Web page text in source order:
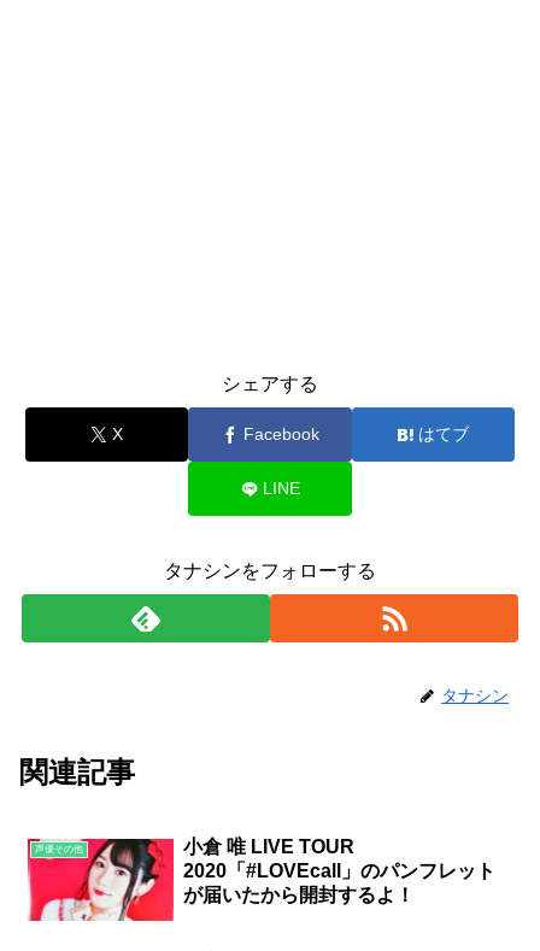
シェアする
X Facebook はてブ
LINE
タナシンをフォローする
タナシン
関連記事
声優その他
小倉 唯 LIVE TOUR
2020「#LOVEcall」のパンフレット
が届いたから開封するよ！